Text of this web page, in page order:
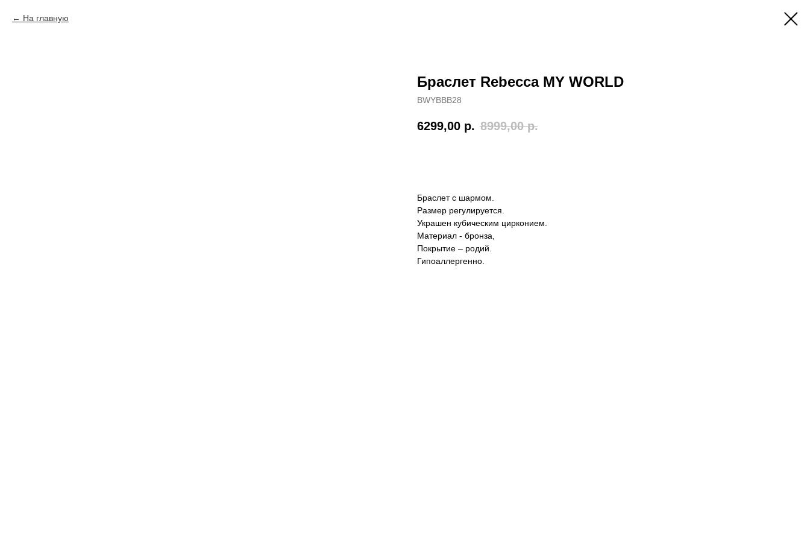
На главную
Браслет Rebecca MY WORLD
BWYBBB28
6299,00 р. 8999,00 р.
Браслет с шармом.
Размер регулируется.
Украшен кубическим цирконием.
Материал - бронза,
Покрытие – родий.
Гипоаллергенно.